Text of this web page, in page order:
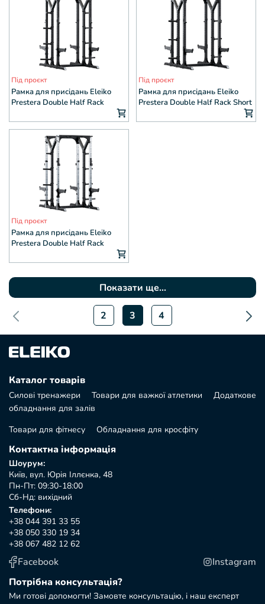
Під проєкт
Рамка для присідань Eleiko
Prestera Double Half Rack
Під проєкт
Рамка для присідань Eleiko
Prestera Double Half Rack Short
Під проєкт
Рамка для присідань Eleiko
Prestera Double Half Rack
Показати ще...
2 3 4
Каталог товарів
Силові тренажери Товари для важкої атлетики
Додаткове
обладнання для залів
Товари для фітнесу
Обладнання для кросфіту
Контактна інформація
Шоурум:
Київ, вул. Юрія Іллєнка, 48
Пн-Пт: 09:30-18:00
Сб-Нд: вихідний
Телефони:
+38 044 391 33 55
+38 050 330 19 34
+38 067 482 12 62
Facebook
Instagram
Потрібна консультація?
Ми готові допомогти! Замовте консультацію, і наш експерт